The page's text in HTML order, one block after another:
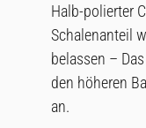
Halb-polierter
Schalenanteil
belassen –
den höheren
an.